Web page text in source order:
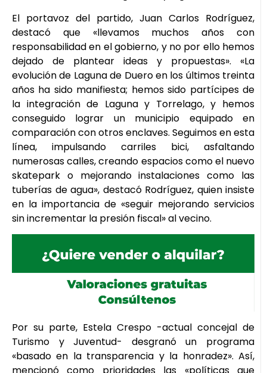
El portavoz del partido, Juan Carlos Rodríguez,
destacó que «llevamos muchos años con
responsabilidad en el gobierno, y no por ello hemos
dejado de plantear ideas y propuestas». «La
evolución de Laguna de Duero en los últimos treinta
años ha sido manifiesta; hemos sido partícipes de
la integración de Laguna y Torrelago, y hemos
conseguido lograr un municipio equipado en
comparación con otros enclaves. Seguimos en esta
línea, impulsando carriles bici, asfaltando
numerosas calles, creando espacios como el nuevo
skatepark o mejorando instalaciones como las
tuberías de agua», destacó Rodríguez, quien insiste
en la importancia de «seguir mejorando servicios
sin incrementar la presión fiscal» al vecino.
Por su parte, Estela Crespo -actual concejal de
Turismo y Juventud- desgranó un programa
«basado en la transparencia y la honradez». Así,
mencionó como prioridades las «políticas que